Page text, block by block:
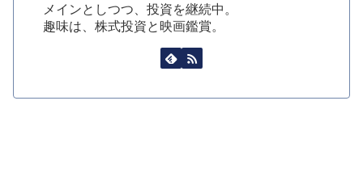
メインとしつつ、投資を継続中。
趣味は、株式投資と映画鑑賞。